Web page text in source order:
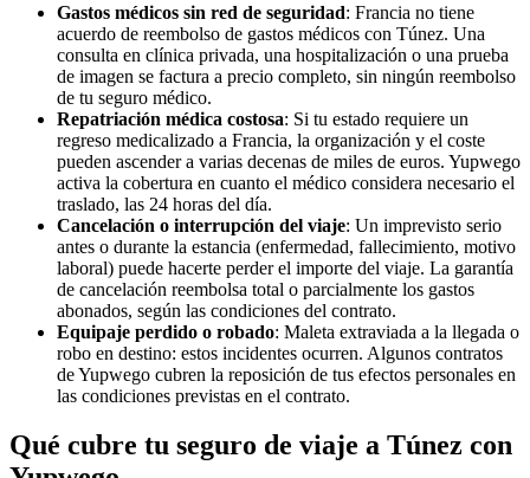
Gastos médicos sin red de seguridad: Francia no tiene
acuerdo de reembolso de gastos médicos con Túnez. Una
consulta en clínica privada, una hospitalización o una prueba
de imagen se factura a precio completo, sin ningún reembolso
de tu seguro médico.
Repatriación médica costosa: Si tu estado requiere un
regreso medicalizado a Francia, la organización y el coste
pueden ascender a varias decenas de miles de euros. Yupwego
activa la cobertura en cuanto el médico considera necesario el
traslado, las 24 horas del día.
Cancelación o interrupción del viaje: Un imprevisto serio
antes o durante la estancia (enfermedad, fallecimiento, motivo
laboral) puede hacerte perder el importe del viaje. La garantía
de cancelación reembolsa total o parcialmente los gastos
abonados, según las condiciones del contrato.
Equipaje perdido o robado: Maleta extraviada a la llegada o
robo en destino: estos incidentes ocurren. Algunos contratos
de Yupwego cubren la reposición de tus efectos personales en
las condiciones previstas en el contrato.
Qué cubre tu seguro de viaje a Túnez con